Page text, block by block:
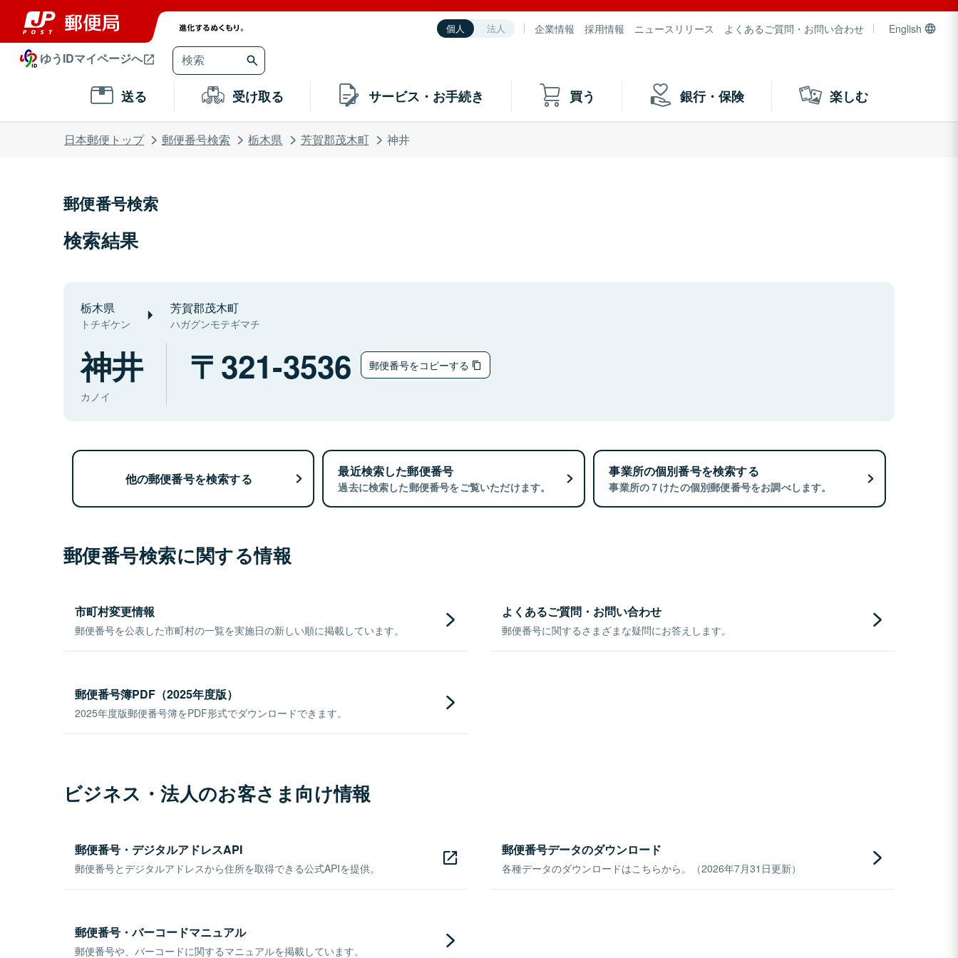
個人 法人 企業情報 採用情報 ニュースリリース よくあるご質問・お問い合わせ English
ゆうIDマイページへ
送る 受け取る サービス・お手続き 買う 銀行・保険 楽しむ
日本郵便トップ 郵便番号検索 栃木県 芳賀郡茂木町 神井
郵便番号検索
検索結果
栃木県
トチギケン
芳賀郡茂木町
ハガグンモテギマチ
神井
カノイ
321-3536 郵便番号をコピーする
他の郵便番号を検索する 最近検索した郵便番号
過去に検索した郵便番号をご覧いただけます。
事業所の個別番号を検索する
事業所の７けたの個別郵便番号をお調べします。
郵便番号検索に関する情報
市町村変更情報
郵便番号を公表した市町村の一覧を実施日の新しい順に掲載しています。
よくあるご質問・お問い合わせ
郵便番号に関するさまざまな疑問にお答えします。
郵便番号簿PDF（2025年度版）
2025年度版郵便番号簿をPDF形式でダウンロードできます。
ビジネス・法人のお客さま向け情報
郵便番号・デジタルアドレスAPI
郵便番号とデジタルアドレスから住所を取得できる公式APIを提供。
郵便番号データのダウンロード
各種データのダウンロードはこちらから。（2026年7月31日更新）
郵便番号・バーコードマニュアル
郵便番号や、バーコードに関するマニュアルを掲載しています。